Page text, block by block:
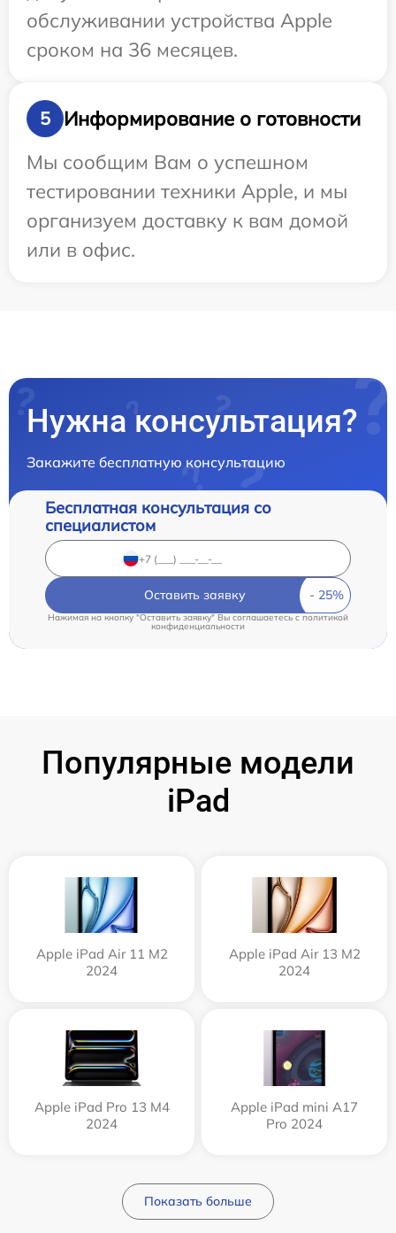
обслуживании устройства Apple
сроком на 36 месяцев.
5
Информирование о готовности
Мы сообщим Вам о успешном
тестировании техники Apple, и мы
организуем доставку к вам домой
или в офис.
Нужна консультация?
Закажите бесплатную консультацию
Бесплатная консультация со
специалистом
Оставить заявку
Нажимая на кнопку "Оставить заявку" Вы соглашаетесь c политикой
конфиденциальности
Популярные модели
iPad
Apple iPad Air 11 M2
2024
Apple iPad Air 13 M2
2024
Apple iPad Pro 13 M4
2024
Apple iPad mini A17
Pro 2024
Показать больше